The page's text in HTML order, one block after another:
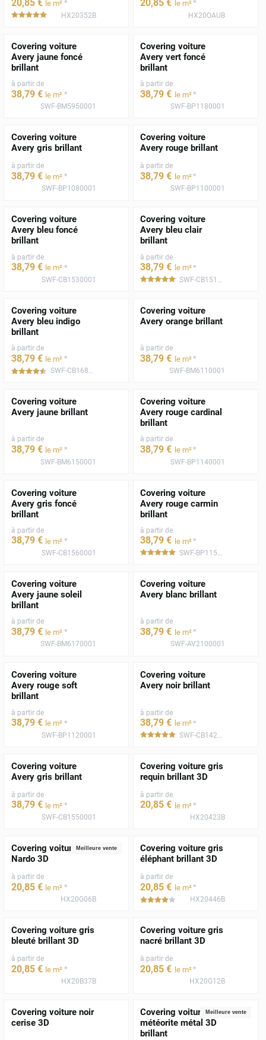
20,85 € le m² *
*****HX20352B
20,85 € le m²*
HX20OAUB
Covering voiture
Avery jaune foncé
brillant
à partir de
38,79 € le m² *
SWF-BM5950001
Covering voiture
Avery vert foncé
brillant
à partir de
38,79 € le m²*
SWF-BP1180001
Covering voiture
Avery gris brillant
à partir de
38,79 € le m² *
SWF-BP1080001
Covering voiture
Avery rouge brillant
à partir de
38,79 € le m²*
SWF-BP1100001
Covering voiture
Avery bleu foncé
brillant
à partir de
38,79 € le m² *
SWF-CB1530001
Covering voiture
Avery bleu clair
brillant
à partir de
38,79 € le m²*
*****
Covering voiture
Avery bleu indigo
brillant
à partir de
38,79 € le m² *
***** SWF-CB1680001
Covering voiture
Avery orange brillant
à partir de
38,79 € le m²*
SWF-BM6110001
Covering voiture
Avery jaune brillant
à partir de
38,79 € le m² *
SWF-BM6150001
Covering voiture
Avery rouge cardinal
brillant
à partir de
38,79 € le m²*
SWF-BP1140001
Covering voiture
Avery gris foncé
brillant
à partir de
38,79 € le m² *
SWF-CB1560001
Covering voiture
Avery rouge carmin
brillant
à partir de
38,79 € le m²*
***** SWF-BP1150001
Covering voiture
Avery jaune soleil
brillant
à partir de
38,79 € le m² *
SWF-BM6170001
Covering voiture
Avery blanc brillant
à partir de
38,79 € le m²*
SWF-AV2100001
Covering voiture
Avery rouge soft
brillant
à partir de
38,79 € le m² *
SWF-BP1120001
Covering voiture
Avery noir brillant
à partir de
38,79 € le m²*
*****
Covering voiture
Avery gris brillant
à partir de
38,79 € le m² *
SWF-CB1550001
Covering voiture gris
requin brillant 3D
à partir de
20,85 € le m²*
HX20423B
Meilleure vente
Covering voiture gris
Nardo 3D
à partir de
20,85 € le m² *
HX20G06B
Covering voiture gris
éléphant brillant 3D
à partir de
20,85 € le m²*
***** HX20446B
Covering voiture gris
bleuté brillant 3D
à partir de
20,85 € le m² *
HX20B37B
Covering voiture gris
nacré brillant 3D
à partir de
20,85 € le m²*
HX20G12B
Covering voiture noir
cerise 3D
Meilleure vente
Covering voiture gris
météorite métal 3D
brillant